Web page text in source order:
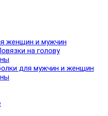
женщин и мужчин
на голову
для мужчин и женщин